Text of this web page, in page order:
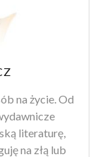
na życie. Od
literaturę,
na złą lub